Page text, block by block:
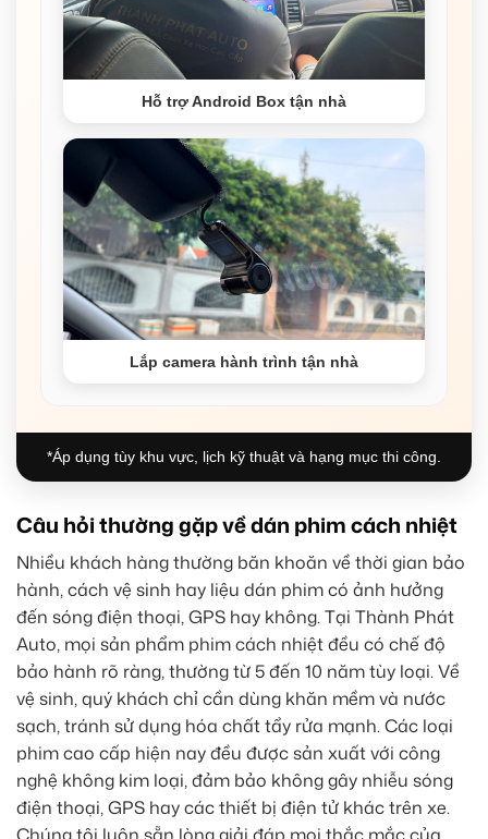
Hỗ trợ Android Box tận nhà
Lắp camera hành trình tận nhà
*Áp dụng tùy khu vực, lịch kỹ thuật và hạng mục thi công.
Câu hỏi thường gặp về dán phim cách nhiệt
Nhiều khách hàng thường băn khoăn về thời gian bảo
hành, cách vệ sinh hay liệu dán phim có ảnh hưởng
đến sóng điện thoại, GPS hay không. Tại Thành Phát
Auto, mọi sản phẩm phim cách nhiệt đều có chế độ
bảo hành rõ ràng, thường từ 5 đến 10 năm tùy loại. Về
vệ sinh, quý khách chỉ cần dùng khăn mềm và nước
sạch, tránh sử dụng hóa chất tẩy rửa mạnh. Các loại
phim cao cấp hiện nay đều được sản xuất với công
nghệ không kim loại, đảm bảo không gây nhiễu sóng
điện thoại, GPS hay các thiết bị điện tử khác trên xe.
Chúng tôi luôn sẵn lòng giải đáp mọi thắc mắc của